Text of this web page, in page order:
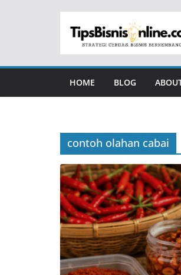
HOME BLOG
contoh olahan cabai